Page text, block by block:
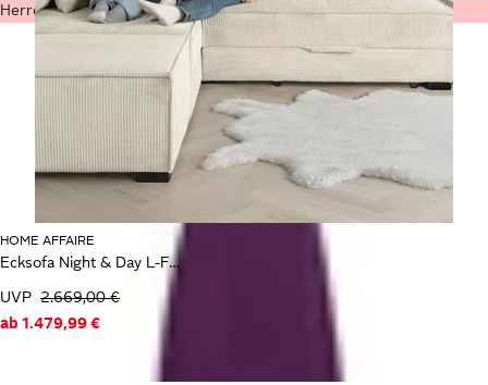
HOME AFFAIRE
Ecksofa Night & Day L-Form, B: 316 cm mit Dauer-Schlaffunktion 180x200 cm
UVP 2.669,00 €
ab 1.479,99 €
Herren-Mode